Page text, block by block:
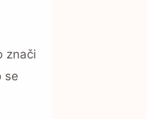
znači
se